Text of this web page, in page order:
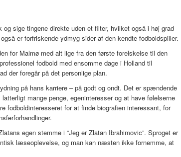
sige tingene direkte uden et filter, hvilket også i høj grad
er forfriskende ydmyg sider af den kendte fodboldspiller.
for Malmø med alt lige fra den første forelskelse til den
fodbold med ensomme dage i Holland til
der foregår på det personlige plan.
på hans karriere – på godt og ondt. Det er spændende
mange penge, egeninteresser og at have følelserne
fodboldinteresseret for at finde biografien interessant, for
egen stemme i “Jeg er Zlatan Ibrahimovic”. Sproget er
læseoplevelse, og man kan næsten ikke fornemme, at